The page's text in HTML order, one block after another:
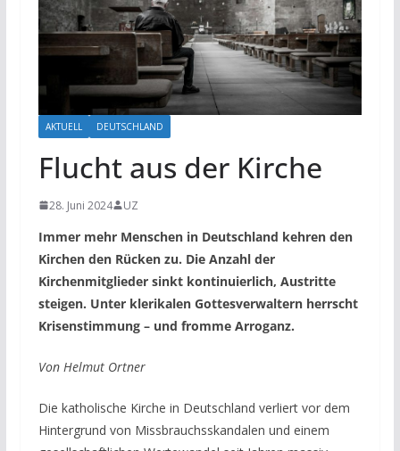
AKTUELL DEUTSCHLAND
Flucht aus der Kirche
28. Juni 2024 UZ
Immer mehr Menschen in Deutschland kehren den
Kirchen den Rücken zu. Die Anzahl der
Kirchenmitglieder sinkt kontinuierlich, Austritte
steigen. Unter klerikalen Gottesverwaltern herrscht
Krisenstimmung – und fromme Arroganz.
Von Helmut Ortner
Die katholische Kirche in Deutschland verliert vor dem
Hintergrund von Missbrauchsskandalen und einem